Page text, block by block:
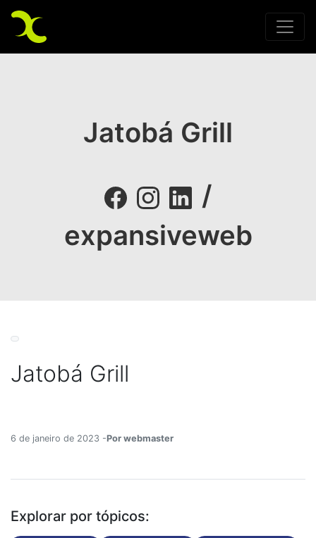
Jatobá Grill
/
expansiveweb
Jatobá Grill
6 de janeiro de 2023 -Por webmaster
Explorar por tópicos: